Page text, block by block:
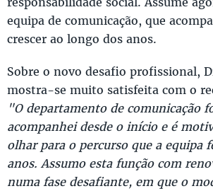
equipa de comunicação, que
crescer ao longo dos anos.
Sobre o novo desafio profissional,
mostra-se muito satisfeita com o
"O departamento de comunicação
acompanhei desde o início e é
olhar para o percurso que a equipa
anos. Assumo esta função com
numa fase desafiante, em que o